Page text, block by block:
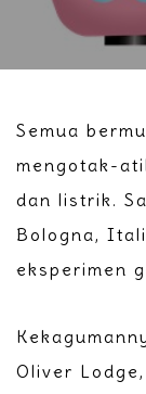
Semua
mengotak-
dan listrik.
Bologna,
eksperimen
Oliver